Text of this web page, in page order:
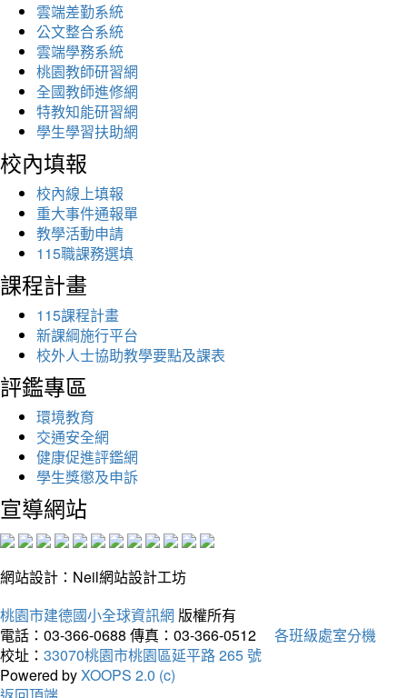
雲端差勤系統
公文整合系統
雲端學務系統
桃園教師研習網
全國教師進修網
特教知能研習網
學生學習扶助網
校內填報
校內線上填報
重大事件通報單
教學活動申請
115職課務選填
課程計畫
115課程計畫
新課綱施行平台
校外人士協助教學要點及課表
評鑑專區
環境教育
交通安全網
健康促進評鑑網
學生獎懲及申訴
宣導網站
網站設計：Neil網站設計工坊
桃園市建德國小全球資訊網 版權所有
電話：03-366-0688 傳真：03-366-0512
各班級處室分機
校址： 33070桃園市桃園區延平路 265 號
Powered byXOOPS 2.0 (c)